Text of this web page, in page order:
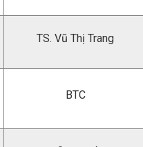
TS. Vũ Thị Trang
BTC